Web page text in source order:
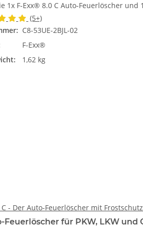
1x F-Exx® 8.0 C Auto-Feuerlöscher und
(5+)
C8-53UE-2BJL-02
F-Exx®
1,62 kg
C - Der Auto-Feuerlöscher mit
Feuerlöscher für PKW, LKW